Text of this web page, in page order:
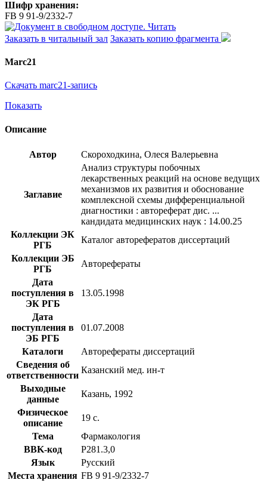
Шифр хранения:
FB 9 91-9/2332-7
Читать
Заказать в читальный зал Заказать копию фрагмента
Marc21
Скачать marc21-запись
Показать
Описание
Автор Скороходкина, Олеся Валерьевна
Заглавие
Анализ структуры побочных
лекарственных реакций на основе ведущих
механизмов их развития и обоснование
комплексной схемы дифференциальной
диагностики : автореферат дис. ...
кандидата медицинских наук : 14.00.25
Коллекции ЭК
РГБ
Каталог авторефератов диссертаций
Коллекции ЭБ
РГБ
Авторефераты
Дата
поступления в
ЭК РГБ
13.05.1998
Дата
поступления в
ЭБ РГБ
01.07.2008
Каталоги
Авторефераты диссертаций
Сведения об
ответственности
Казанский мед. ин-т
Выходные
данные
Казань, 1992
Физическое
описание
19 с.
Тема
Фармакология
BBK-код
Р281.3,0
Язык
Русский
Места хранения FB 9 91-9/2332-7